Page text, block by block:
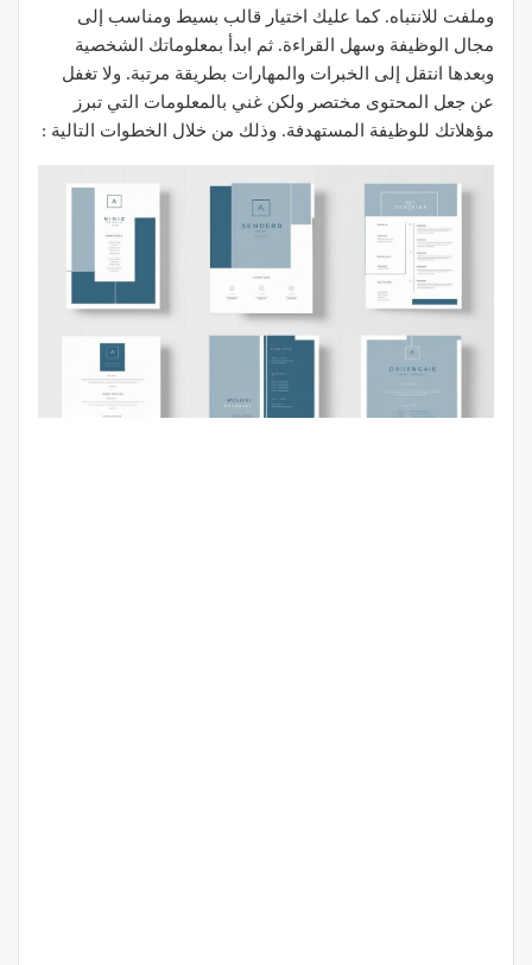
وملفت للانتباه. كما عليك اختيار قالب بسيط ومناسب إلى
مجال الوظيفة وسهل القراءة. ثم ابدأ بمعلوماتك الشخصية
وبعدها انتقل إلى الخبرات والمهارات بطريقة مرتبة. ولا تغفل
عن جعل المحتوى مختصر ولكن غني بالمعلومات التي تبرز
مؤهلاتك للوظيفة المستهدفة. وذلك من خلال الخطوات التالية :